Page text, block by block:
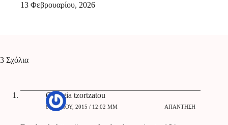
13 Φεβρουαρίου, 2026
3 Σχόλια
Georgia tzortzatou
8 ΙΟΥΛΊΟΥ, 2015 / 12:02 ΜΜ ΑΠΆΝΤΗΣΗ